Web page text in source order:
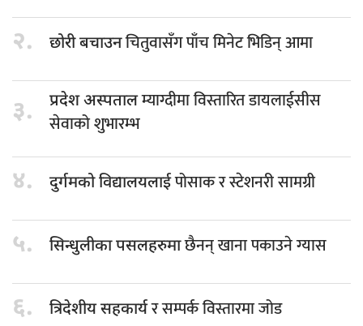
२. छोरी बचाउनचितुवासँग पाँच मिनेट भिडिन् आमा
३. प्रदेश अस्पतालम्याग्दीमा विस्तारित डायलाईसीस
सेवाको शुभारम्भ
४. दुर्गमको विद्यालयलाईपोसाक र स्टेशनरी सामग्री
५. सिन्धुलीका पसलहरुमाछैनन् खाना पकाउने ग्यास
६. त्रिदेशीय सहकार्यर सम्पर्क विस्तारमा जोड